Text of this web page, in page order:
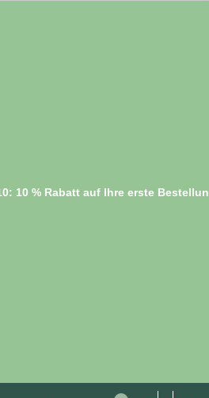
10 % Rabatt auf Ihre erste